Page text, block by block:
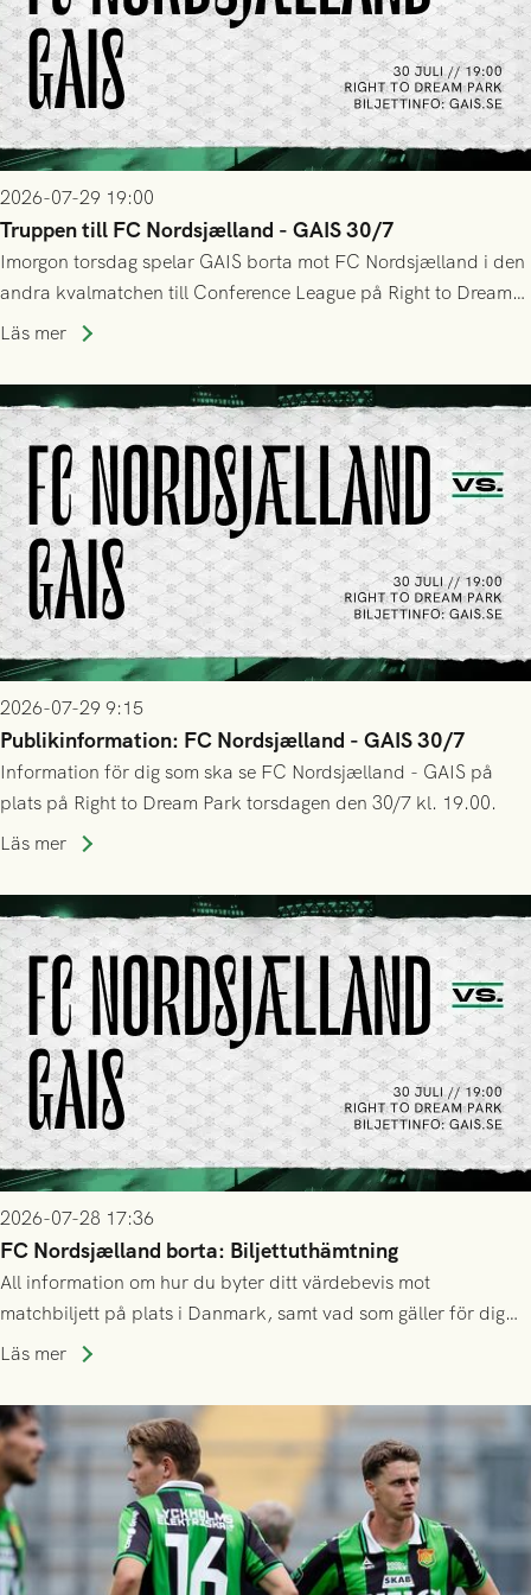
2026-07-29 19:00
Truppen till FC Nordsjælland - GAIS 30/7
Imorgon torsdag spelar GAIS borta mot FC Nordsjælland i den
andra kvalmatchen till Conference League på Right to Dream
Park! Fredrik Holmberg och ledarstaben har tagit ut följande
Läs mer
2026-07-29 9:15
Publikinformation: FC Nordsjælland - GAIS 30/7
Information för dig som ska se FC Nordsjælland - GAIS på
plats på Right to Dream Park torsdagen den 30/7 kl. 19.00.
Läs mer
2026-07-28 17:36
FC Nordsjælland borta: Biljettuthämtning
All information om hur du byter ditt värdebevis mot
matchbiljett på plats i Danmark, samt vad som gäller för dig
som står på reservlista eller fått förhinder.
Läs mer